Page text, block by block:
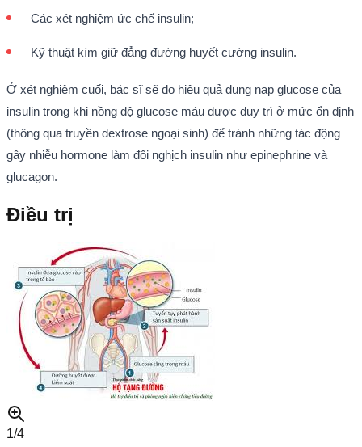
Các xét nghiệm ức chế insulin;
Kỹ thuật kìm giữ đẳng đường huyết cường insulin.
Ở xét nghiệm cuối, bác sĩ sẽ đo hiệu quả dung nạp glucose của
insulin trong khi nồng độ glucose máu được duy trì ở mức ổn định
(thông qua truyền dextrose ngoại sinh) để tránh những tác động
gây nhiễu hormone làm đối nghịch insulin như epinephrine và
glucagon.
Điều trị
1/4